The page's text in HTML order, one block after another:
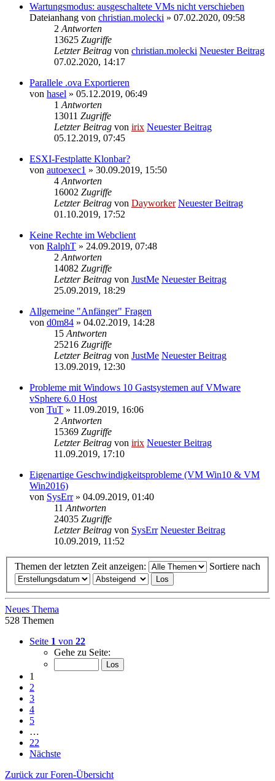
Wartungsmodus: ausgeschaltete VMs nicht verschieben
Dateianhang von christian.molecki » 07.02.2020, 09:58
2 Antworten
13625 Zugriffe
Letzter Beitrag von christian.molecki Neuester Beitrag
07.02.2020, 14:17
Parallele .ova Exportieren
von hasel » 05.12.2019, 06:49
1 Antworten
13011 Zugriffe
Letzter Beitrag von irix Neuester Beitrag
05.12.2019, 07:45
ESXI-Festplatte Klonbar?
von autoexec1 » 30.09.2019, 15:50
4 Antworten
16002 Zugriffe
Letzter Beitrag von Dayworker Neuester Beitrag
01.10.2019, 17:52
Keine Rechte im Webclient
von RalphT » 24.09.2019, 07:48
2 Antworten
14082 Zugriffe
Letzter Beitrag von JustMe Neuester Beitrag
25.09.2019, 18:29
Allgemeine "Anfänger" Fragen
von d0m84 » 04.02.2019, 14:28
15 Antworten
25216 Zugriffe
Letzter Beitrag von JustMe Neuester Beitrag
13.09.2019, 12:30
Probleme mit Windows 10 Gastsystemen auf VMware
vSphere 6.0 Host
von TuT » 11.09.2019, 16:06
2 Antworten
15369 Zugriffe
Letzter Beitrag von irix Neuester Beitrag
11.09.2019, 17:10
Eigenartige Geschwindigkeitsprobleme (VM Win10 & VM
Win2016)
von SysErr» 04.09.2019, 01:40
11 Antworten
24035 Zugriffe
Letzter Beitrag von SysErr Neuester Beitrag
10.09.2019, 11:52
Themen der letzten Zeit anzeigen: Sortiere nach
Neues Thema
528 Themen
Seite 1 von 22
Gehe zu Seite:
1
2
3
4
5
…
22
Nächste
Zurück zur Foren-Übersicht